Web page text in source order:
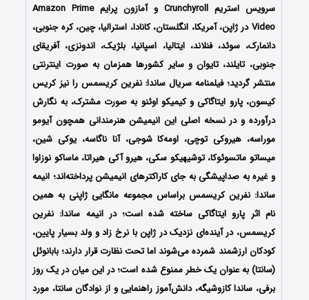
سرویس استریم Crunchyroll و آمازون پرایم Amazon Prime
Video در ژاپن، آمریکا، انگلستان، کانادا، استرالیا، چین، کره جنوبی،
دانمارک، سوئد، فنلاند، ایتالیا، اسپانیا، بلژیک، اندونزی، آفریقای
جنوبی، تایلند، تایوان و سایر کشورها همزمان به صورت اینترنتی
منتشر گردید؛ فیلمنامه سریال ساندا: نفرین کریسمس را نیز کریس
کیسون، پارو ایتاگاکی و کیمیکو اوئنو به صورت مشترک، به نگارش
درآورده و در نسخه اصلی این انیمیشن هنرمندانی همچون آیومو
موراسه، هیروکی توچی، اومه‌کا شوجی، آنا ناگاسه، یوکی شین،
میساتو ماتسوئوکا، توشیهیکو سکی، هیرو آکی هیراتا، ماساکو نوزاوا
و غیره به صداپیشگی به جای کاراکترهای انیمیشن پرداخته‌اند؛ انیمه
ساندا: نفرین کریسمس براساس مجموعه مانگایی ژاپنی به همین
نام اثر پارو ایتاگاکی ساخته شده است؛در انیمه ساندا: نفرین
کریسمس، در آینده‌ای نزدیک در ژاپن با نرخ زاد و ولد بسیار پایین،
کودکان ارزشمند شمرده می‌شوند اما تحت نظارت قرار دارند؛ بابانوئل
(سانتا) به عنوان یک خطر ممنوع شده است؛ در این میان در یک روز
برفی، ساندا کازو‌شیگه، دانش‌آموز راهنمایی و از نوادگان سانتا، مورد